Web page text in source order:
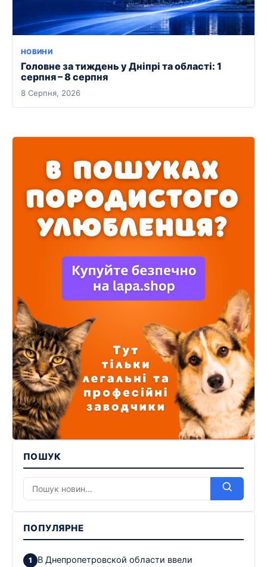
НОВИНИ
Головне за тиждень у Дніпрі та області: 1
серпня – 8 серпня
8 Серпня, 2026
ПОШУК
ПОПУЛЯРНЕ
В Днепропетровской области ввели